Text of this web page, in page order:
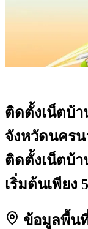
ติดตั้งเน็ตบ้า
จังหวัดนครน
ติดตั้งเน็ตบ้า
เริ่มต้นเพียง
ข้อมูลพื้น